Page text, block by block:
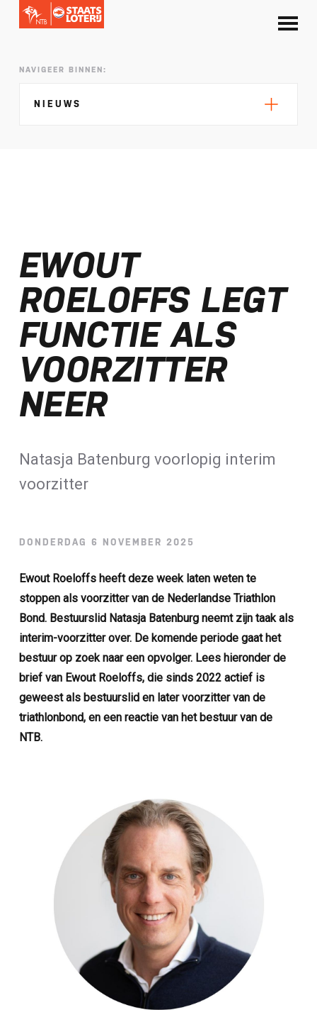
NAVIGEER BINNEN:
NIEUWS
Selectie EK lange afstand Almere bekend
Kalenders T50 en T100 World Championship
Tour 2027 bekend
NTB ontvangt bijdrage van Nederlandse
Loterij​
ALLE NIEUWSBERICHTEN
EWOUT
ROELOFFS LEGT
FUNCTIE ALS
VOORZITTER
NEER
Natasja Batenburg voorlopig interim
voorzitter
DONDERDAG 6 NOVEMBER 2025
Ewout Roeloffs heeft deze week laten weten te
stoppen als voorzitter van de Nederlandse Triathlon
Bond. Bestuurslid Natasja Batenburg neemt zijn taak als
interim-voorzitter over. De komende periode gaat het
bestuur op zoek naar een opvolger. Lees hieronder de
brief van Ewout Roeloffs, die sinds 2022 actief is
geweest als bestuurslid en later voorzitter van de
triathlonbond, en een reactie van het bestuur van de
NTB.